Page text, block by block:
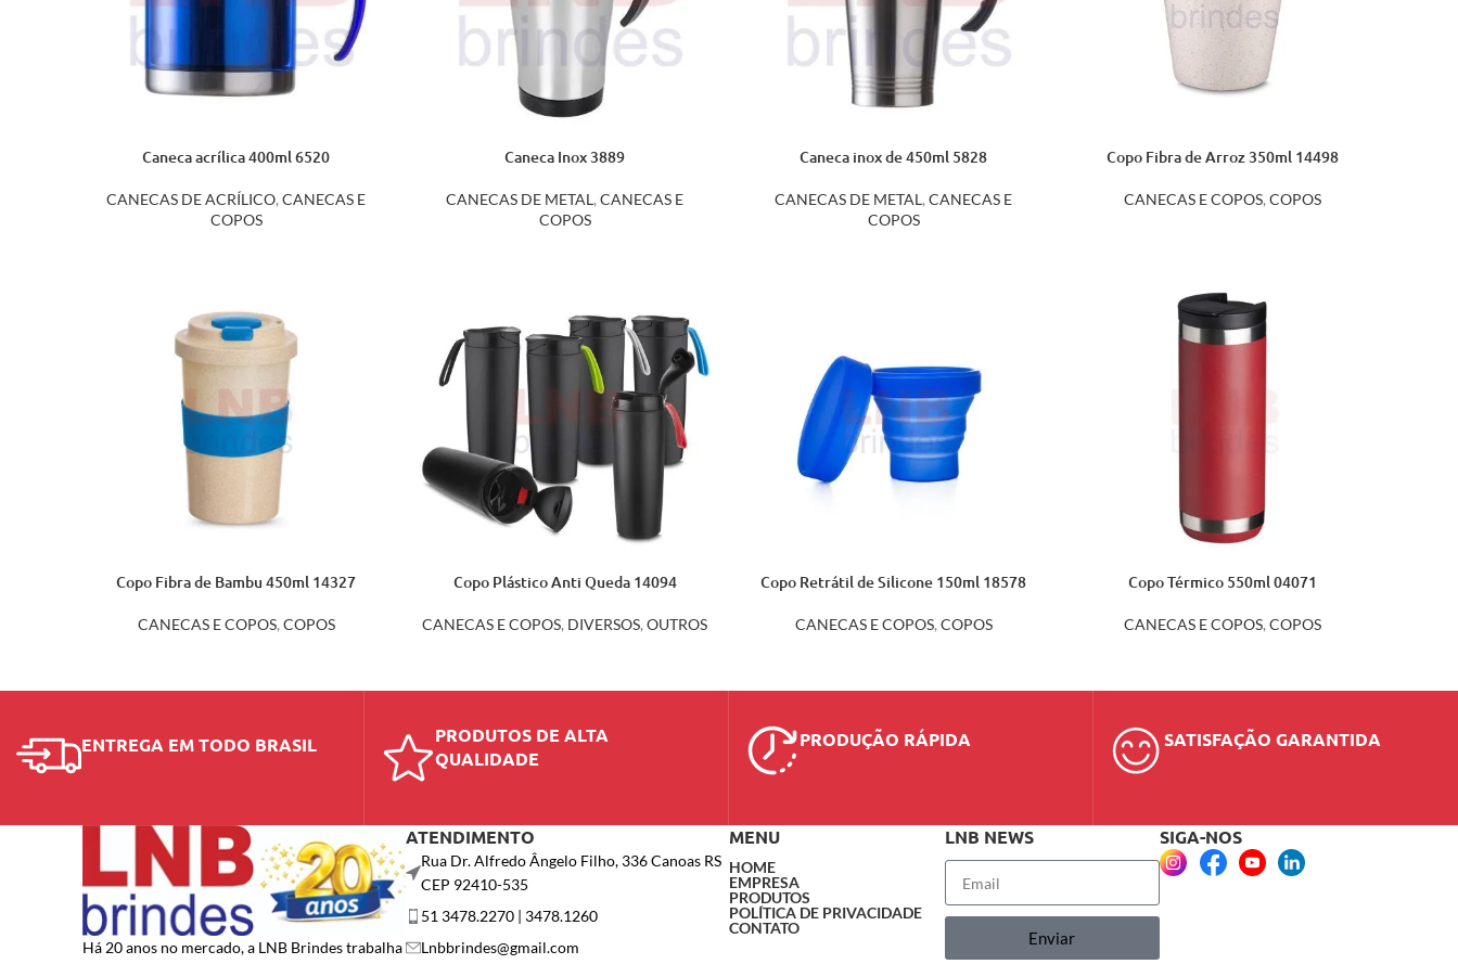
Caneca acrílica 400ml 6520
CANECAS DE ACRÍLICO, CANECAS E
COPOS
Caneca Inox 3889
CANECAS DE METAL, CANECAS E
COPOS
Caneca inox de 450ml 5828
CANECAS DE METAL, CANECAS E
COPOS
Copo Fibra de Arroz 350ml 14498
CANECAS E COPOS, COPOS
Copo Fibra de Bambu 450ml 14327
CANECAS E COPOS, COPOS
Copo Plástico Anti Queda 14094
CANECAS E COPOS, DIVERSOS, OUTROS
Copo Retrátil de Silicone 150ml 18578
CANECAS E COPOS, COPOS
Copo Térmico 550ml 04071
CANECAS E COPOS, COPOS
ENTREGA EM TODO BRASIL
PRODUTOS DE ALTA
QUALIDADE
PRODUÇÃO RÁPIDA SATISFAÇÃO GARANTIDA
Há 20 anos no mercado, a LNB Brindes trabalha
ATENDIMENTO
Rua Dr. Alfredo Ângelo Filho, 336 Canoas RS
CEP 92410-535
51 3478.2270 | 3478.1260
Lnbbrindes@gmail.com
MENU
HOME
EMPRESA
PRODUTOS
POLÍTICA DE PRIVACIDADE
CONTATO
LNB NEWS
Enviar
SIGA-NOS